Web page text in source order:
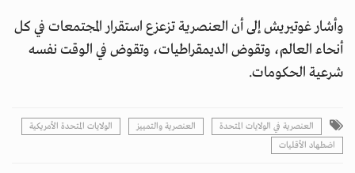
وأشار غوتيريش إلى أن العنصرية تزعزع استقرار المجتمعات في كل
أنحاء العالم، وتقوض الديمقراطيات، وتقوض في الوقت نفسه
شرعية الحكومات.
العنصرية في الولايات المتحدة العنصرية والتمييز
الولايات المتحدة الأمريكية
اضطهاد الأقليات